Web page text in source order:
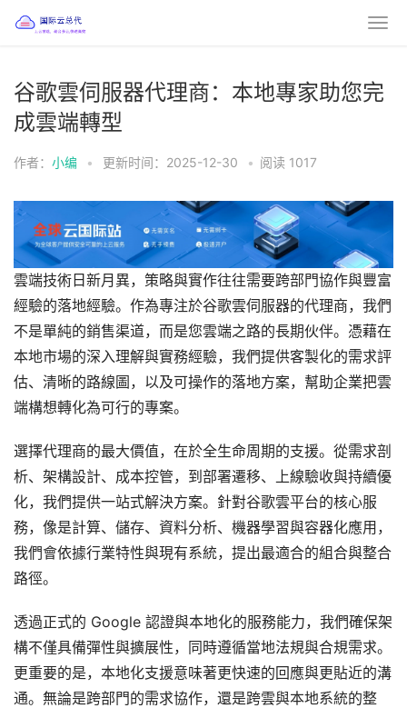
谷歌雲伺服器代理商：本地專家助您完
成雲端轉型
作者： 小编 • 更新时间：2025-12-30 • 阅读 1017
雲端技術日新月異，策略與實作往往需要跨部門協作與豐富
經驗的落地經驗。作為專注於谷歌雲伺服器的代理商，我們
不是單純的銷售渠道，而是您雲端之路的長期伙伴。憑藉在
本地市場的深入理解與實務經驗，我們提供客製化的需求評
估、清晰的路線圖，以及可操作的落地方案，幫助企業把雲
端構想轉化為可行的專案。
選擇代理商的最大價值，在於全生命周期的支援。從需求剖
析、架構設計、成本控管，到部署遷移、上線驗收與持續優
化，我們提供一站式解決方案。針對谷歌雲平台的核心服
務，像是計算、儲存、資料分析、機器學習與容器化應用，
我們會依據行業特性與現有系統，提出最適合的組合與整合
路徑。
透過正式的 Google 認證與本地化的服務能力，我們確保架
構不僅具備彈性與擴展性，同時遵循當地法規與合規需求。
更重要的是，本地化支援意味著更快速的回應與更貼近的溝
通。無論是跨部門的需求協作，還是跨雲與本地系統的整